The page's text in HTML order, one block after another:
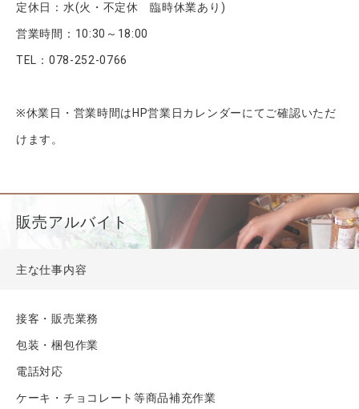
定休日：水(火・不定休 臨時休業あり)
営業時間：10:30～18:00
TEL：078-252-0766
※休業日・営業時間はHP営業日カレンダーにてご確認いただ
けます。
販売アルバイト
主な仕事内容
接客・販売業務
包装・梱包作業
電話対応
ケーキ・チョコレート等商品補充作業